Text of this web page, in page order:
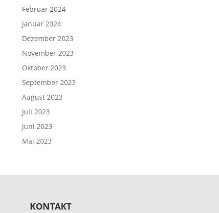
Februar 2024
Januar 2024
Dezember 2023
November 2023
Oktober 2023
September 2023
August 2023
Juli 2023
Juni 2023
Mai 2023
KONTAKT